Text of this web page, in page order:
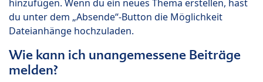
hinzufügen. Wenn du ein neues Thema erstellen, hast
du unter dem „Absende“-Button die Möglichkeit
Dateianhänge hochzuladen.
Wie kann ich unangemessene Beiträge
melden?